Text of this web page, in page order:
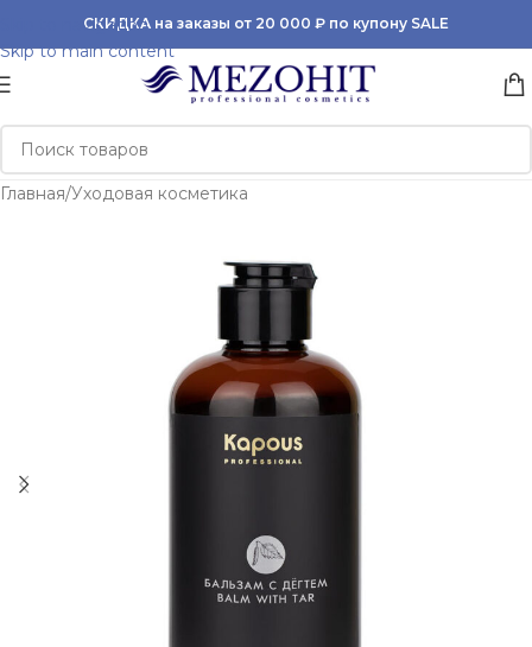
Skip to navigation
Skip to main content
СКИДКА на заказы от 20 000 ₽ по купону SALE
Главная/Уходовая косметика